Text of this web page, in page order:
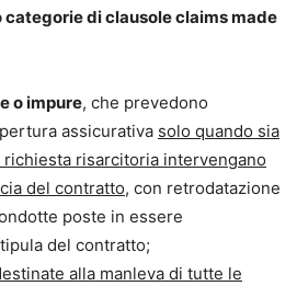
di clausole claims made
o impure, che prevedono
assicurativa solo quando sia
risarcitoria intervengano
del contratto, con retrodatazione
poste in essere
del contratto;
alla manleva di tutte le